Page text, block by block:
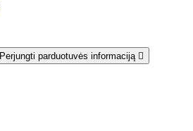
Perjungti parduotuvės informaciją 